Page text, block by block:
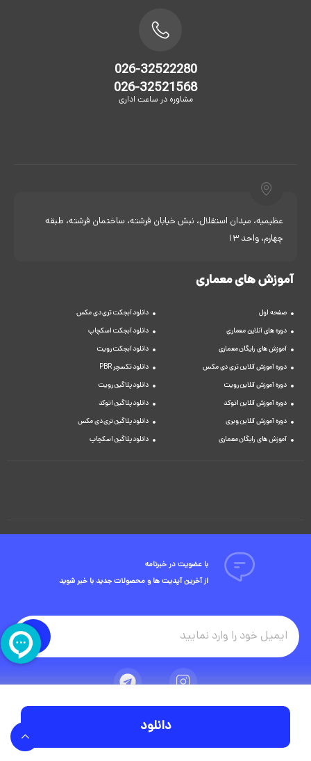
دانلود
026-32522280
026-32521568
مشاوره در ساعت اداری
عظیمیه، میدان استقلال، نبش خیابان فرشته، ساختمان فرشته، طبقه
چهارم، واحد 13
آموزش های معماری
صفحه اول
دوره های آنلاین معماری
آموزش های رایگان معماری
دوره آموزش آنلاین تری دی مکس
دوره آموزش آنلاین رویت
دوره آموزش آنلاین اتوکد
دوره آموزش آنلاین ویری
آموزش های رایگان معماری
دانلود آبجکت تری دی مکس
دانلود آبجکت اسکچاپ
دانلود آبجکت رویت
دانلود تکسچر PBR
دانلود پلاگین رویت
دانلود پلاگین اتوکد
دانلود پلاگین تری دی مکس
دانلود پلاگین اسکچاپ
با عضویت در خبرنامه
از آخرین آپدیت ها و محصولات جدید با خبر شوید
تمامی حقوق مادی و معنوی این وبسایت متعلق به شرکت ویوید ویژوال است.